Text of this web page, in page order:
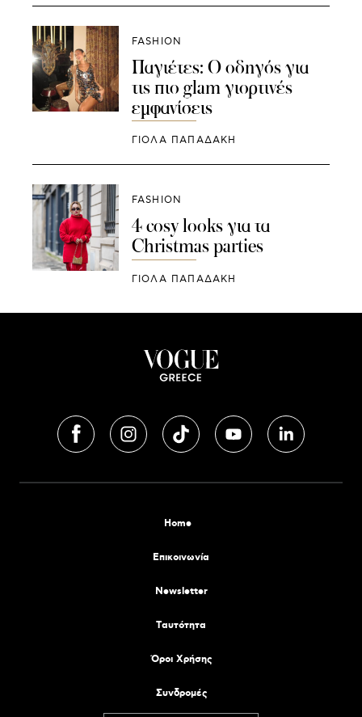
FASHION
Παγιέτες: Ο οδηγός για
τις πιο glam γιορτινές
εμφανίσεις
ΓΙΌΛΑ ΠΑΠΑΔΆΚΗ
FASHION
4 cosy looks για τα
Christmas parties
ΓΙΌΛΑ ΠΑΠΑΔΆΚΗ
Home
Επικοινωνία
Newsletter
Tαυτότητα
Όροι Χρήσης
Συνδρομές